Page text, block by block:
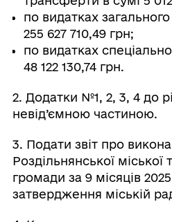
по видатках
255 627 710,49 грн;
по видатках
48 122 130,74 грн.
2. Додатки №1, 2, 3, 4 до
невід’ємною частиною.
3. Подати звіт про
Роздільнянської міської
громади за 9 місяців
затвердження міській